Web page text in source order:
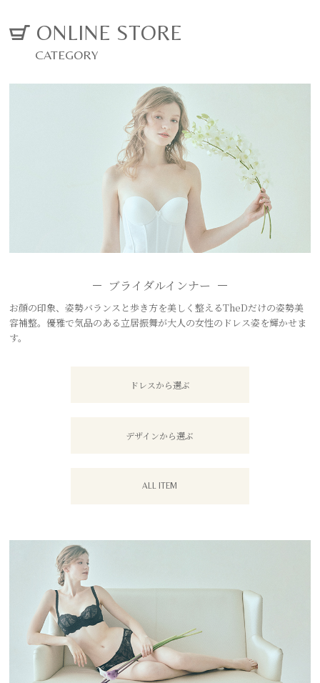
ONLINE STORE
CATEGORY
ブライダルインナー
お顔の印象、姿勢バランスと歩き方を美しく整えるTheDだけの姿勢美
容補整。優雅で気品のある立居振舞が大人の女性のドレス姿を輝かせま
す。
ドレスから選ぶ
デザインから選ぶ
ALL ITEM